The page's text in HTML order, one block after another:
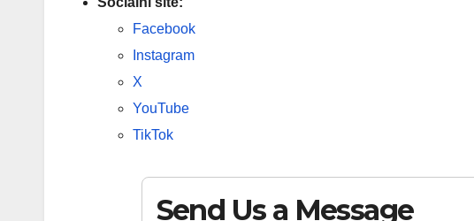
Facebook
Instagram
X
YouTube
TikTok
Send Us a Message